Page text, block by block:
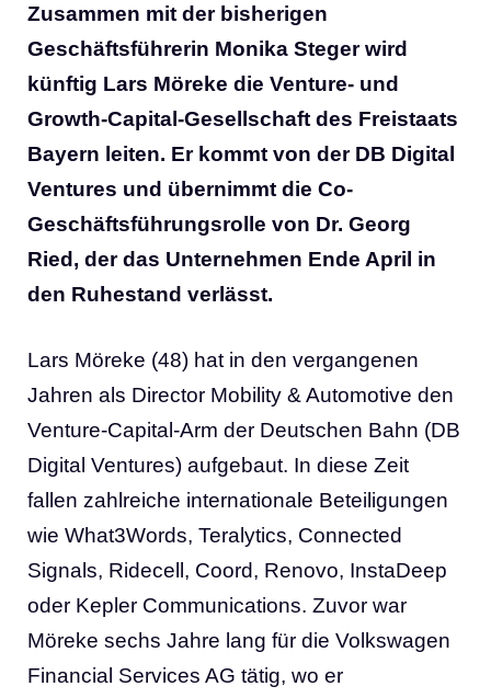
Zusammen mit der bisherigen
Geschäftsführerin Monika Steger wird
künftig Lars Möreke die Venture- und
Growth-Capital-Gesellschaft des Freistaats
Bayern leiten. Er kommt von der DB Digital
Ventures und übernimmt die Co-
Geschäftsführungsrolle von Dr. Georg
Ried, der das Unternehmen Ende April in
den Ruhestand verlässt.
Lars Möreke (48) hat in den vergangenen
Jahren als Director Mobility & Automotive den
Venture-Capital-Arm der Deutschen Bahn (DB
Digital Ventures) aufgebaut. In diese Zeit
fallen zahlreiche internationale Beteiligungen
wie What3Words, Teralytics, Connected
Signals, Ridecell, Coord, Renovo, InstaDeep
oder Kepler Communications. Zuvor war
Möreke sechs Jahre lang für die Volkswagen
Financial Services AG tätig, wo er